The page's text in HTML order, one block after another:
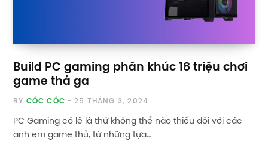
Build PC gaming phân khúc 18 triệu chơi
game thả ga
BY CỐC CỐC 25 THÁNG 3, 2024
PC Gaming có lẽ là thứ không thể nào thiếu đối với các
anh em game thủ, từ những tựa…